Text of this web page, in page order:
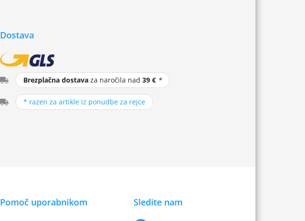
Dostava
Brezplačna dostavaza naročila nad 39 € *
* razen za artikle iz ponudbe za rejce
Pomoč uporabnikom Sledite nam